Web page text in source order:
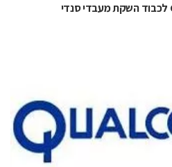
רוני פרידמן בראיון ל-Chiportal לכבוד השקת מעבדי סנדי